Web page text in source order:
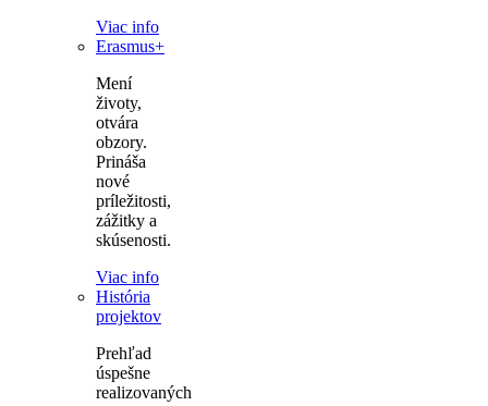
Viac info
Erasmus+
Mení
životy,
otvára
obzory.
Prináša
nové
príležitosti,
zážitky a
skúsenosti.
Viac info
História
projektov
Prehľad
úspešne
realizovaných